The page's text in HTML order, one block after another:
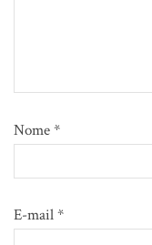
Nome*
E-mail*